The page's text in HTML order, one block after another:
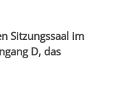
Sitzungssaal im
D, das